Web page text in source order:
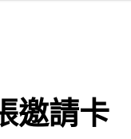
邀請卡